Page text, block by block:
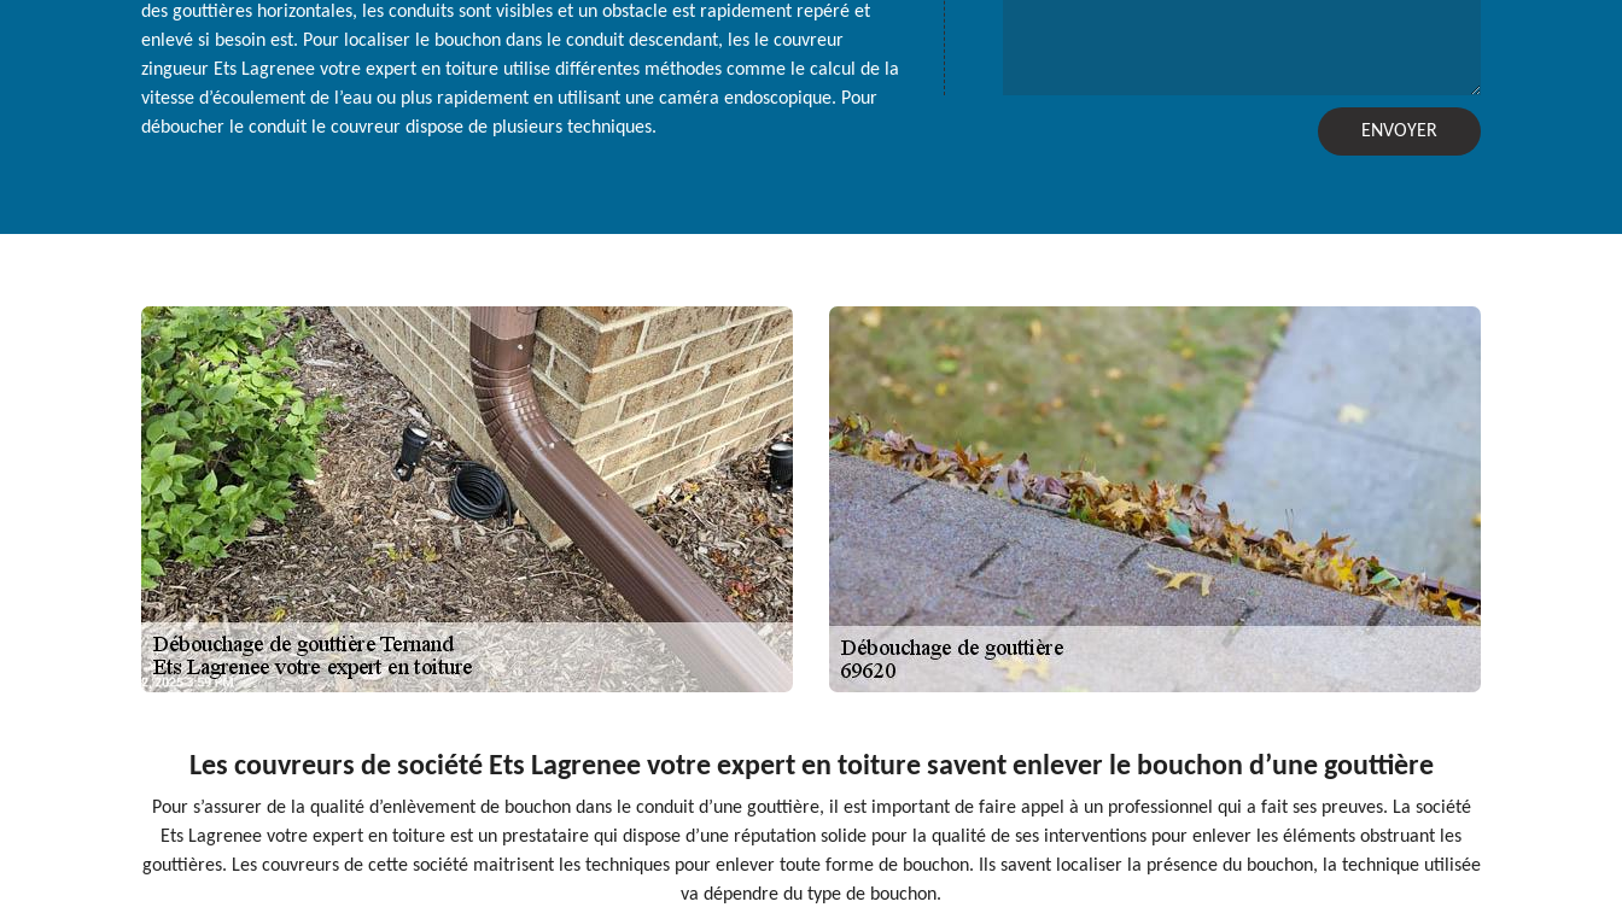
des gouttières horizontales, les conduits sont visibles et un obstacle est rapidement repéré et
enlevé si besoin est. Pour localiser le bouchon dans le conduit descendant, les le couvreur
zingueur Ets Lagrenee votre expert en toiture utilise différentes méthodes comme le calcul de la
vitesse d’écoulement de l’eau ou plus rapidement en utilisant une caméra endoscopique. Pour
déboucher le conduit le couvreur dispose de plusieurs techniques.
Les couvreurs de société Ets Lagrenee votre expert en toiture savent enlever le bouchon d’une gouttière
Pour s’assurer de la qualité d’enlèvement de bouchon dans le conduit d’une gouttière, il est important de faire appel à un professionnel qui a fait ses preuves. La société
Ets Lagrenee votre expert en toiture est un prestataire qui dispose d’une réputation solide pour la qualité de ses interventions pour enlever les éléments obstruant les
gouttières. Les couvreurs de cette société maitrisent les techniques pour enlever toute forme de bouchon. Ils savent localiser la présence du bouchon, la technique utilisée
va dépendre du type de bouchon.